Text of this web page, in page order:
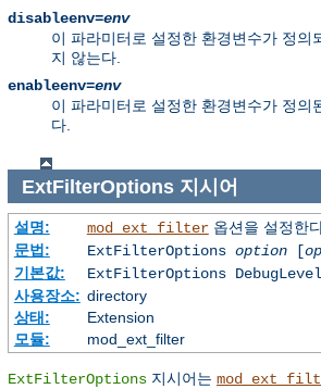
disableenv=env
이 파라미터로 설정한 환경변수가 정의
지 않는다.
enableenv=env
이 파라미터로 설정한 환경변수가 정의
다.
ExtFilterOptions지시어
설명: mod_ext_filter옵션을 설정한
문법:
ExtFilterOptions option[
기본값:
ExtFilterOptions
사용장소: directory
상태:
Extension
모듈:
mod_ext_filter
ExtFilterOptions 지시어는